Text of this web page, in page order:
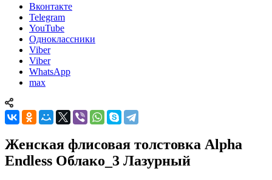
Вконтакте
Telegram
YouTube
Одноклассники
Viber
Viber
WhatsApp
max
Женская флисовая толстовка Alpha
Endless Облако_3 Лазурный